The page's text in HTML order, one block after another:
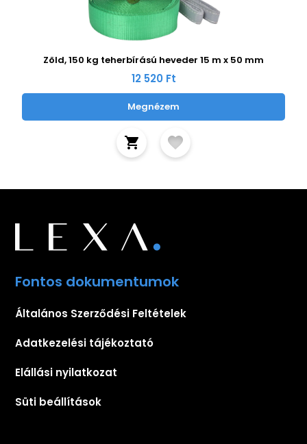
Zöld, 150 kg teherbírású heveder 15 m x 50 mm
12 520 Ft
Megnézem
Fontos dokumentumok
Általános Szerződési Feltételek
Adatkezelési tájékoztató
Elállási nyilatkozat
Süti beállítások